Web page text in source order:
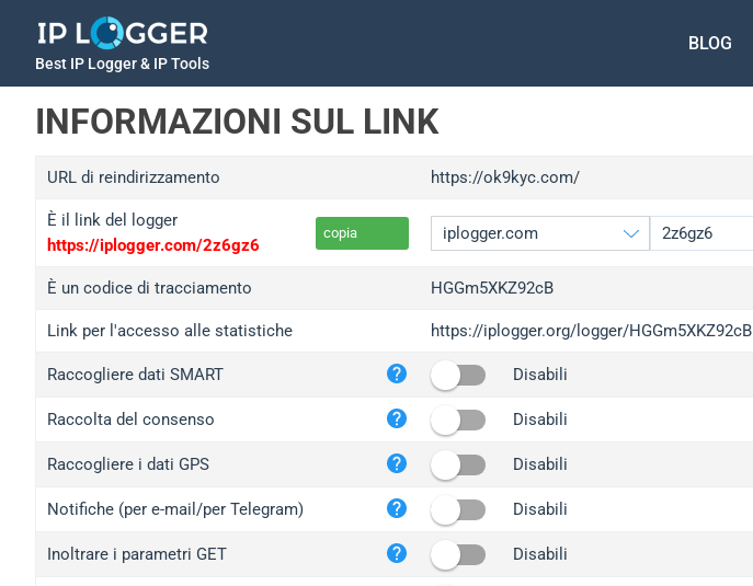
Best IP Logger & IP Tools
BLOG
INFORMAZIONI SUL LINK
URL di reindirizzamento https://ok9kyc.com/
È il link del logger
https://iplogger.com/2z6gz6
copia
iplogger.org
wl.gl
ed.tc
iplogger.com
iplogger.co
È un codice di tracciamento HGGm5XKZ92cB
Link per l'accesso alle statistiche https://iplogger.org/logger/HGGm5XKZ92cB
Raccogliere dati SMART Disabili
Raccolta del consenso Disabili
Raccogliere i dati GPS Disabili
Notifiche (per e-mail/per Telegram) Disabili
Inoltrare i parametri GET Disabili